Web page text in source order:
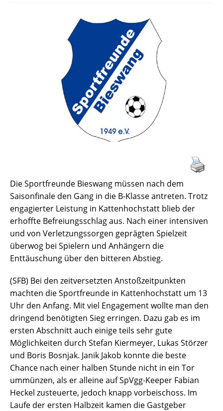
Die Sportfreunde Bieswang müssen nach dem
Saisonfinale den Gang in die B-Klasse antreten. Trotz
engagierter Leistung in Kattenhochstatt blieb der
erhoffte Befreiungsschlag aus. Nach einer intensiven
und von Verletzungssorgen geprägten Spielzeit
überwog bei Spielern und Anhängern die
Enttäuschung über den bitteren Abstieg.
(SFB) Bei den zeitversetzten Anstoßzeitpunkten
machten die Sportfreunde in Kattenhochstatt um 13
Uhr den Anfang. Mit viel Engagement wollte man den
dringend benötigten Sieg erringen. Dazu gab es im
ersten Abschnitt auch einige teils sehr gute
Möglichkeiten durch Stefan Kiermeyer, Lukas Störzer
und Boris Bosnjak. Janik Jakob konnte die beste
Chance nach einer halben Stunde nicht in ein Tor
ummünzen, als er alleine auf SpVgg-Keeper Fabian
Heckel zusteuerte, jedoch knapp vorbeischoss. Im
Laufe der ersten Halbzeit kamen die Gastgeber